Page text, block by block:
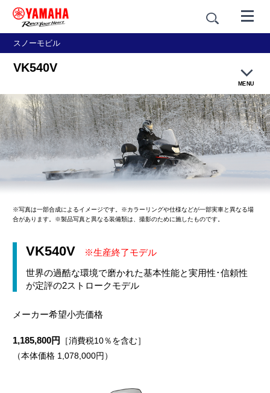
スノーモビル
VK540V
MENU
製品概要
カラー＆デザイン
主な特徴
主要諸元
※写真は一部合成によるイメージです。※カラーリングや仕様などが一部実車と異なる場
合があります。※製品写真と異なる装備類は、撮影のために施したものです。
VK540V
※生産終了モデル
世界の過酷な環境で磨かれた基本性能と実用性･信頼性
が定評の2ストロークモデル
メーカー希望小売価格
1,185,800円
［消費税10％を含む］
（本体価格 1,078,000円）